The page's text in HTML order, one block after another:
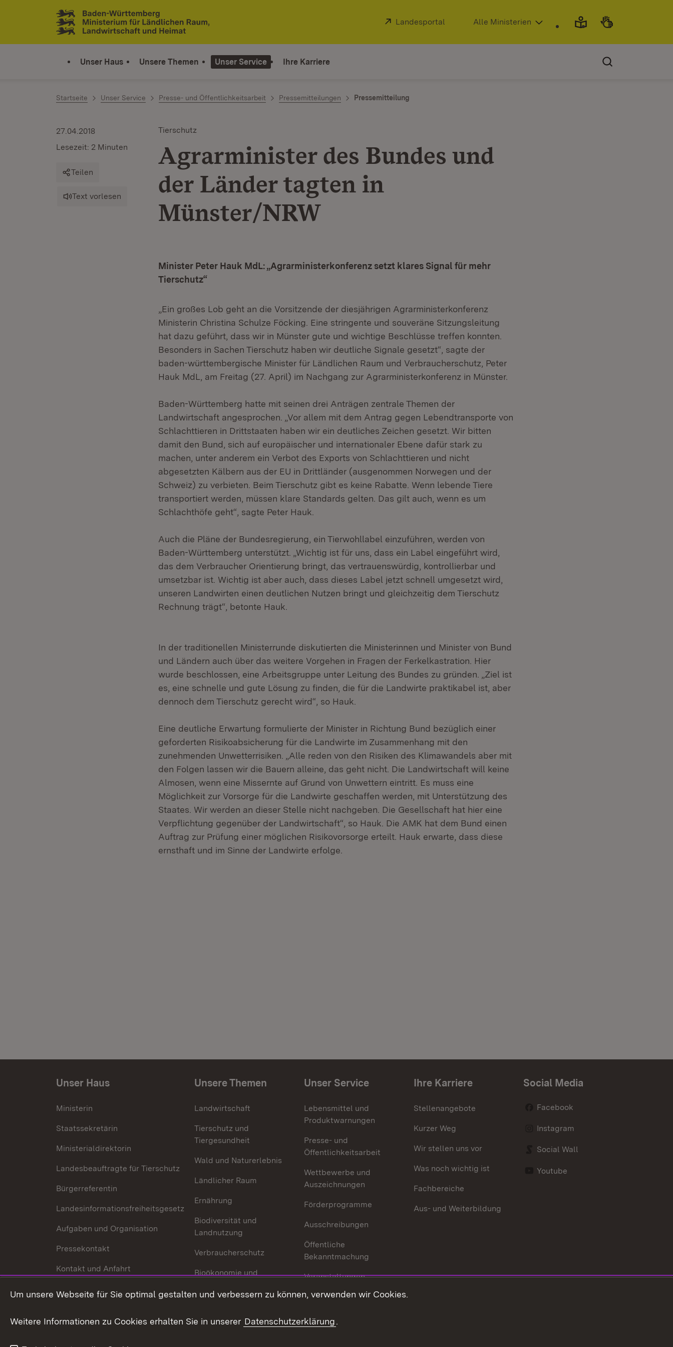
Zum Inhalt springen
Link zur Startseite
Extern:
Landesportal (Öffnet in neuem Fenster)
Alle Ministerien
Unser Haus Unsere Themen Unser Service Ihre Karriere
Startseite Unser Service Presse- und Öffentlichkeitsarbeit Pressemitteilungen Pressemitteilung
Tierschutz
Agrarminister des Bundes und
der Länder tagten in
Münster/NRW
27.04.2018
Lesezeit: 2 Minuten
Teilen
Text vorlesen
Minister Peter Hauk MdL: „Agrarministerkonferenz setzt klares Signal für mehr
Tierschutz“
„Ein großes Lob geht an die Vorsitzende der diesjährigen Agrarministerkonferenz
Ministerin Christina Schulze Föcking. Eine stringente und souveräne Sitzungsleitung
hat dazu geführt, dass wir in Münster gute und wichtige Beschlüsse treffen konnten.
Besonders in Sachen Tierschutz haben wir deutliche Signale gesetzt“, sagte der
baden-württembergische Minister für Ländlichen Raum und Verbraucherschutz, Peter
Hauk MdL, am Freitag (27. April) im Nachgang zur Agrarministerkonferenz in Münster.
Baden-Württemberg hatte mit seinen drei Anträgen zentrale Themen der
Landwirtschaft angesprochen. „Vor allem mit dem Antrag gegen Lebendtransporte von
Schlachttieren in Drittstaaten haben wir ein deutliches Zeichen gesetzt. Wir bitten
damit den Bund, sich auf europäischer und internationaler Ebene dafür stark zu
machen, unter anderem ein Verbot des Exports von Schlachttieren und nicht
abgesetzten Kälbern aus der EU in Drittländer (ausgenommen Norwegen und der
Schweiz) zu verbieten. Beim Tierschutz gibt es keine Rabatte. Wenn lebende Tiere
transportiert werden, müssen klare Standards gelten. Das gilt auch, wenn es um
Schlachthöfe geht“, sagte Peter Hauk.
Auch die Pläne der Bundesregierung, ein Tierwohllabel einzuführen, werden von
Baden-Württemberg unterstützt. „Wichtig ist für uns, dass ein Label eingeführt wird,
das dem Verbraucher Orientierung bringt, das vertrauenswürdig, kontrollierbar und
umsetzbar ist. Wichtig ist aber auch, dass dieses Label jetzt schnell umgesetzt wird,
unseren Landwirten einen deutlichen Nutzen bringt und gleichzeitig dem Tierschutz
Rechnung trägt“, betonte Hauk.
In der traditionellen Ministerrunde diskutierten die Ministerinnen und Minister von Bund
und Ländern auch über das weitere Vorgehen in Fragen der Ferkelkastration. Hier
wurde beschlossen, eine Arbeitsgruppe unter Leitung des Bundes zu gründen. „Ziel ist
es, eine schnelle und gute Lösung zu finden, die für die Landwirte praktikabel ist, aber
dennoch dem Tierschutz gerecht wird“, so Hauk.
Eine deutliche Erwartung formulierte der Minister in Richtung Bund bezüglich einer
geforderten Risikoabsicherung für die Landwirte im Zusammenhang mit den
zunehmenden Unwetterrisiken. „Alle reden von den Risiken des Klimawandels aber mit
den Folgen lassen wir die Bauern alleine, das geht nicht. Die Landwirtschaft will keine
Almosen, wenn eine Missernte auf Grund von Unwettern eintritt. Es muss eine
Möglichkeit zur Vorsorge für die Landwirte geschaffen werden, mit Unterstützung des
Staates. Wir werden an dieser Stelle nicht nachgeben. Die Gesellschaft hat hier eine
Verpflichtung gegenüber der Landwirtschaft“, so Hauk. Die AMK hat dem Bund einen
Auftrag zur Prüfung einer möglichen Risikovorsorge erteilt. Hauk erwarte, dass diese
ernsthaft und im Sinne der Landwirte erfolge.
Unser Haus
Ministerin
Staatssekretärin
Ministerialdirektorin
Landesbeauftragte für Tierschutz
Bürgerreferentin
Landesinformationsfreiheitsgesetz
Aufgaben und Organisation
Pressekontakt
Kontakt und Anfahrt
Unsere Themen
Landwirtschaft
Tierschutz und
Tiergesundheit
Wald und Naturerlebnis
Ländlicher Raum
Ernährung
Biodiversität und
Landnutzung
Verbraucherschutz
Bioökonomie und
Unser Service
Lebensmittel und
Produktwarnungen
Presse- und
Öffentlichkeitsarbeit
Wettbewerbe und
Auszeichnungen
Förderprogramme
Ausschreibungen
Öffentliche
Bekanntmachung
Veranstaltungen
Mediathek
Publikationen
Ihre Karriere
Stellenangebote
Kurzer Weg
Wir stellen uns vor
Was noch wichtig ist
Fachbereiche
Aus- und Weiterbildung
Social Media
Facebook
Instagram
Social Wall
Youtube
Um unsere Webseite für Sie optimal gestalten und verbessern zu können, verwenden wir Cookies.
Weitere Informationen zu Cookies erhalten Sie in unserer Datenschutzerklärung.